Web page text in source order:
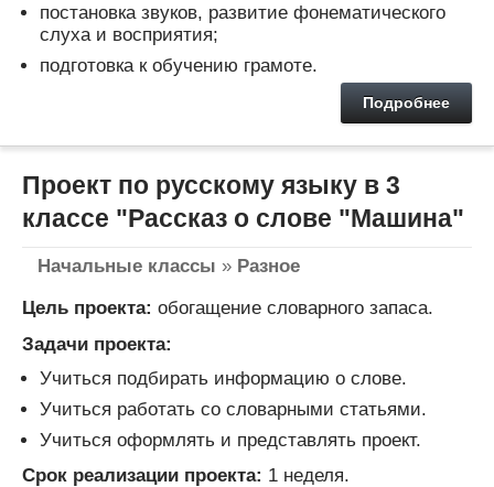
постановка звуков, развитие фонематического
слуха и восприятия;
подготовка к обучению грамоте.
Подробнее
Проект по русскому языку в 3
классе "Рассказ о слове "Машина"
Начальные классы » Разное
Цель проекта: обогащение словарного запаса.
Задачи проекта:
Учиться подбирать информацию о слове.
Учиться работать со словарными статьями.
Учиться оформлять и представлять проект.
Срок реализации проекта: 1 неделя.